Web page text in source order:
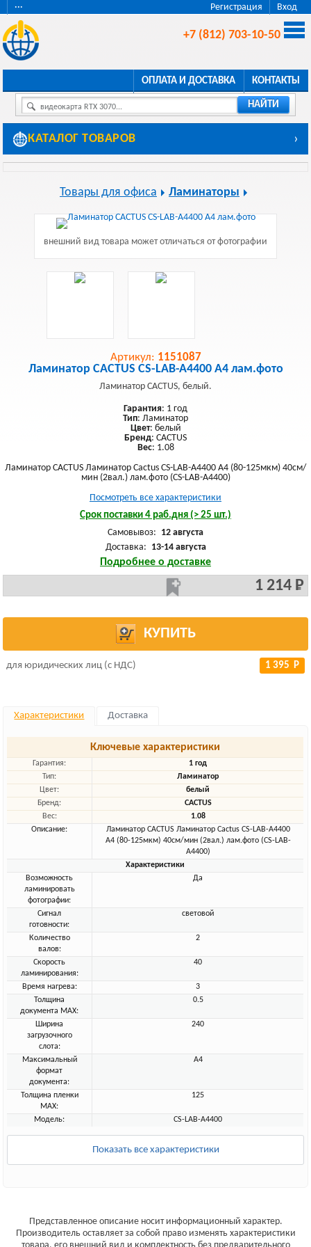
Регистрация Вход
···
+7 (812) 703-10-50
ОПЛАТА И ДОСТАВКА КОНТАКТЫ
видеокарта RTX 3070... НАЙТИ
КАТАЛОГ ТОВАРОВ ›
Товары для офиса Ламинаторы
внешний вид товара может отличаться от фотографии
Артикул: 1151087
Ламинатор CACTUS CS-LAB-A4400 A4 лам.фото
Ламинатор CACTUS, белый.
Гарантия: 1 год
Тип: Ламинатор
Цвет: белый
Бренд: CACTUS
Вес: 1.08
Ламинатор CACTUS Ламинатор Cactus CS-LAB-A4400 A4 (80-125мкм) 40см/
мин (2вал.) лам.фото (CS-LAB-A4400)
Посмотреть все характеристики
Срок поставки 4 раб.дня (> 25 шт.)
Самовывоз: 12 августа
Доставка: 13-14 августа
Подробнее о доставке
1 214 Р
КУПИТЬ
для юридических лиц (с НДС) 1 395 Р
Характеристики Доставка
Ключевые характеристики
Гарантия:
1 год
Тип:
Ламинатор
Цвет:
белый
Бренд:
CACTUS
Вес:
1.08
Описание:
Ламинатор CACTUS Ламинатор Cactus CS-LAB-A4400
A4 (80-125мкм) 40см/мин (2вал.) лам.фото (CS-LAB-
A4400)
Характеристики
Возможность
ламинировать
фотографии:
Да
Сигнал
готовности:
световой
Количество
валов:
2
Скорость
ламинирования:
40
Время нагрева:
3
Толщина
документа MAX:
0.5
Ширина
загрузочного
слота:
240
Максимальный
формат
документа:
A4
Толщина пленки
MAX:
125
Модель: CS-LAB-A4400
Показать все характеристики
Представленное описание носит информационный характер.
Производитель оставляет за собой право изменять характеристики